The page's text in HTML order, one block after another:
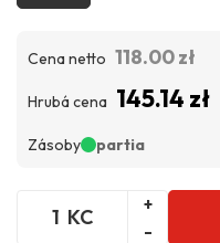
Cena netto 118.00 zł
Hrubá cena 145.14 zł
Zásoby partia
KC
+
-